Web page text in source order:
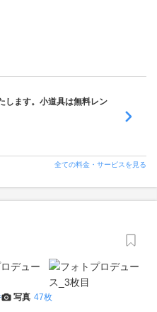
します。小道具は無料レン
全ての料金・サービスを見る
写真 47枚